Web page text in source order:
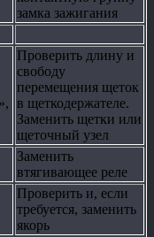
замка зажигания
Проверить длину и
свободу
перемещения щеток
в щеткодержателе.
Заменить щетки или
щеточный узел
Заменить
втягивающее реле
Проверить и, если
требуется, заменить
якорь